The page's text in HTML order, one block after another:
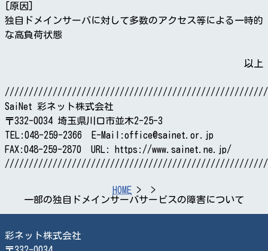
[原因]
独自ドメインサーバに対して多数のアクセス等による一時的
な高負荷状態
以上
SaiNet 彩ネット株式会社
〒332-0034 埼玉県川口市並木2-25-3
TEL:048-259-2366 E-Mail:office@sainet.or.jp
FAX:048-259-2870 URL: https://www.sainet.ne.jp/
HOME
一部の独自ドメインサーバサービスの障害について
彩ネット株式会社